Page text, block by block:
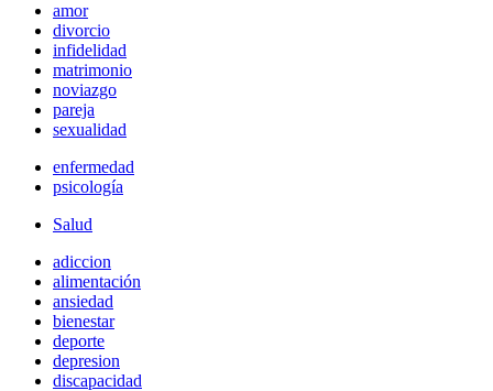
amor
divorcio
infidelidad
matrimonio
noviazgo
pareja
sexualidad
enfermedad
psicología
Salud
adiccion
alimentación
ansiedad
bienestar
deporte
depresion
discapacidad